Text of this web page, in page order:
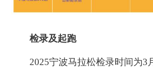
检录及起跑
2025宁波马拉松检录时间为3